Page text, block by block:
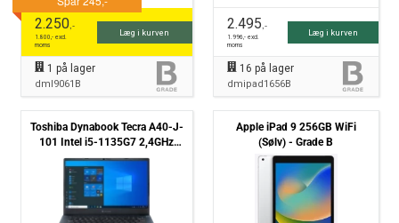
2.250,-
1.800,- excl.
moms
Læg i kurven
1 på lager
dml9061B
2.495,-
1.996,- excl.
moms
Læg i kurven
16 på lager
dmipad1656B
Toshiba Dynabook Tecra A40-J-
101 Intel i5-1135G7 2,4GHz
256GB NVMe 8GB Win11 Pro -
Grade B
Apple iPad 9 256GB WiFi
(Sølv) - Grade B